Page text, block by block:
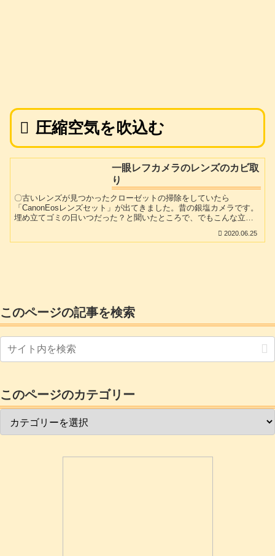
圧縮空気を吹込む
一眼レフカメラのレンズのカビ取
り
〇古いレンズが見つかったクローゼットの掃除をしていたら
「CanonEosレンズセット」が出てきました。昔の銀塩カメラです。
埋め立てゴミの日いつだった？と聞いたところで、でもこんな立派
2020.06.25
このページの記事を検索
このページのカテゴリー